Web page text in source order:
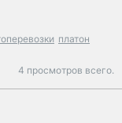
платон
4 просмотров всего.